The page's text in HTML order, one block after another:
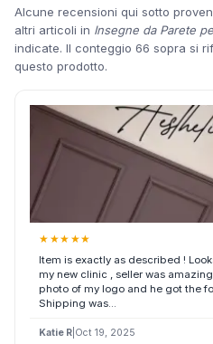
Alcune recensioni qui sotto
altri articoli in Insegne da Parete
indicate. Il conteggio 66 sopra si
questo prodotto.
★ ★★ ★★
Item is exactly as described !
my new clinic , seller was
photo of my logo and he got the
Shipping was...
Katie R Oct 19, 2025